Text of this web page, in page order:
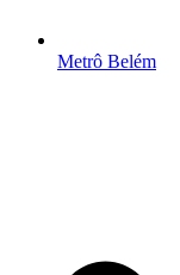
Metrô Belém